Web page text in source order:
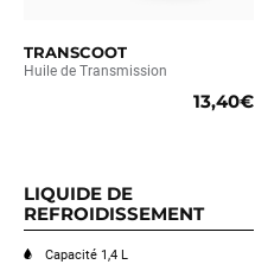
TRANSCOOT
Huile de Transmission
13,40€
LIQUIDE DE
REFROIDISSEMENT
Capacité 1,4 L